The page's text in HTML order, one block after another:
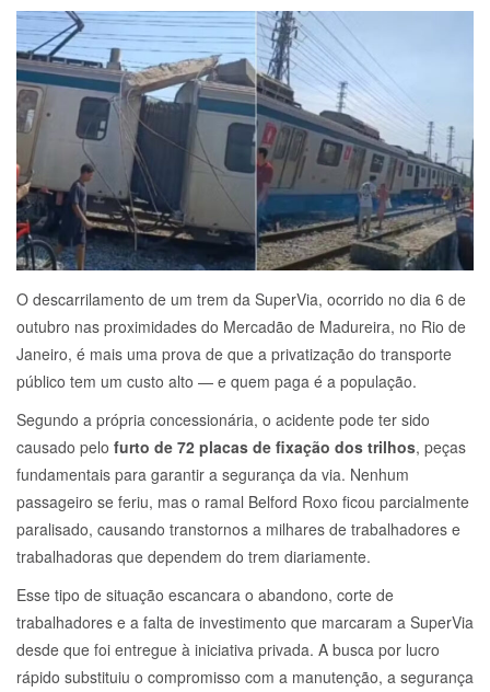
O descarrilamento de um trem da SuperVia, ocorrido no dia 6 de
outubro nas proximidades do Mercadão de Madureira, no Rio de
Janeiro, é mais uma prova de que a privatização do transporte
público tem um custo alto — e quem paga é a população.
Segundo a própria concessionária, o acidente pode ter sido
causado pelo furto de 72 placas de fixação dos trilhos, peças
fundamentais para garantir a segurança da via. Nenhum
passageiro se feriu, mas o ramal Belford Roxo ficou parcialmente
paralisado, causando transtornos a milhares de trabalhadores e
trabalhadoras que dependem do trem diariamente.
Esse tipo de situação escancara o abandono, corte de
trabalhadores e a falta de investimento que marcaram a SuperVia
desde que foi entregue à iniciativa privada. A busca por lucro
rápido substituiu o compromisso com a manutenção, a segurança